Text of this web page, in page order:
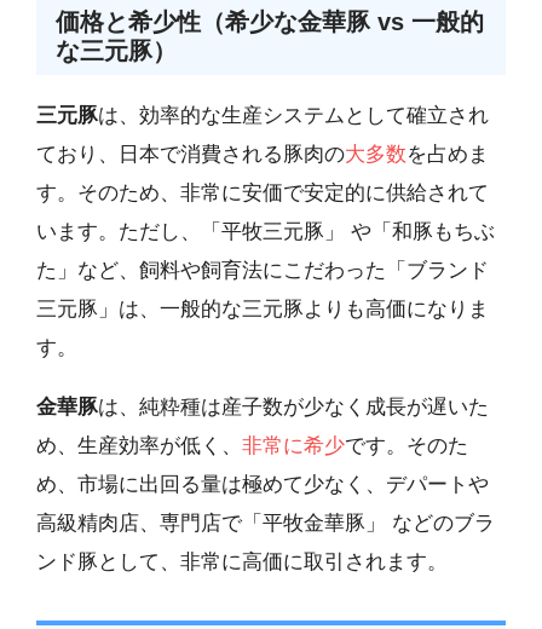
価格と希少性（希少な金華豚 vs 一般的
な三元豚）
三元豚は、効率的な生産システムとして確立され
ており、日本で消費される豚肉の大多数を占めま
す。そのため、非常に安価で安定的に供給されて
います。ただし、「平牧三元豚」 や「和豚もちぶ
た」など、飼料や飼育法にこだわった「ブランド
三元豚」は、一般的な三元豚よりも高価になりま
す。
金華豚は、純粋種は産子数が少なく成長が遅いた
め、生産効率が低く、 非常に希少です。そのた
め、市場に出回る量は極めて少なく、デパートや
高級精肉店、専門店で「平牧金華豚」 などのブラ
ンド豚として、非常に高価に取引されます。